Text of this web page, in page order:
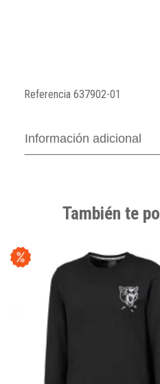
Referencia 637902-01
Información adicional
También te